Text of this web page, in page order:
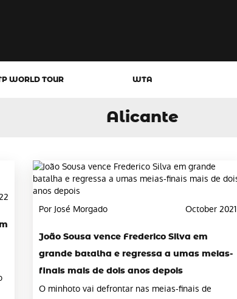
WORLD TOUR WTA
Alicante
Por José Morgado October 2021
João Sousa vence Frederico Silva em
grande batalha e regressa a umas meias-
finais mais de dois anos depois
O minhoto vai defrontar nas meias-finais de